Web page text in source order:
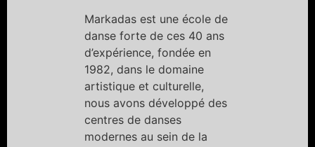
Markadas est une école de
danse forte de ces 40 ans
d’expérience, fondée en
1982, dans le domaine
artistique et culturelle,
nous avons développé des
centres de danses
modernes au sein de la